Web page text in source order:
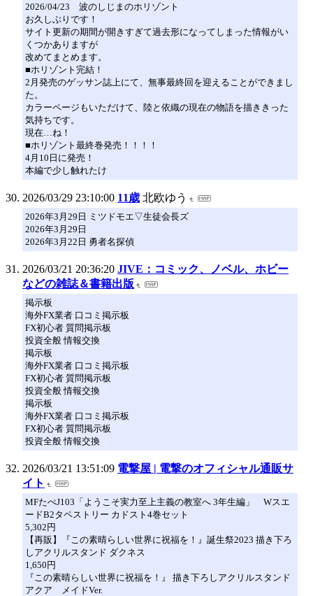
2026/04/23 波のしじまのホリゾント
お久しぶりです！
サイト更新の期間が開きすぎて過去形になってしまった情報がい
くつかありますが
改めてまとめます。
■ホリゾント完結！
2月発売のゲッサン誌上にて、無事最終回を迎えることができまし
た。
カラーページもいただけて、陸と依織の現在の物語を描ききった
気持ちです。
現在…ね！
■ホリゾント最終巻発売！！！！
4月10日に発売！
本編で少し触れたけ
2026/03/29 23:10:00 11歳 北欧ゆう
2026年3月29日 ミツドモエ▽生徒会長ズ
2026年3月29日
2026年3月22日 勇者名探偵
2026/03/21 20:36:20 JIVE：コミック、ノベル、ホビー
などの雑誌＆書籍出版
掲示板
海外FX業者 口コミ掲示板
FX初心者 質問掲示板
投資全般 情報交換
掲示板
海外FX業者 口コミ掲示板
FX初心者 質問掲示板
投資全般 情報交換
掲示板
海外FX業者 口コミ掲示板
FX初心者 質問掲示板
投資全般 情報交換
2026/03/21 13:51:09 電撃屋 | 電撃のオフィシャル通販サ
イト
MFたぺJ103「ようこそ実力至上主義の教室へ 3年生編」 Wスエ
ードB2タペストリー カドスト4巻セット
5,302円
【再販】『この素晴らしい世界に祝福を！』誕生祭2023 描き下ろ
しアクリルスタンド ダクネス
1,650円
『この素晴らしい世界に祝福を！』 描き下ろしアクリルスタンド
アクア メイドVer.